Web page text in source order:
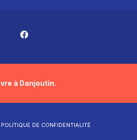
à Danjoutin.
POLITIQUE DE CONFIDENTIALITÉ